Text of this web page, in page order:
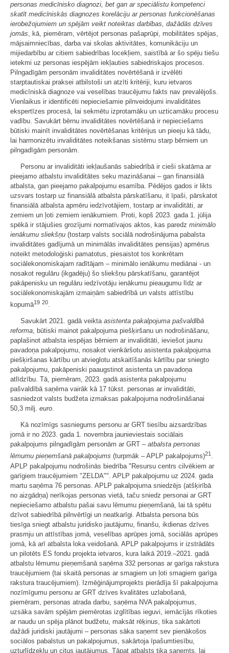
personas medicīnisko diagnozi, bet gan ar speciālistu kompetenci
skatīt medicīniskās diagnozes korelāciju ar personas funkcionēšanas
ierobežojumiem un spējām veikt noteiktas darbības, dažādās dzīves
jomās, kā, piemēram, vērtējot personas pašaprūpi, mobilitātes spējas,
mājsaimniecības, darba vai skolas aktivitātes, komunikāciju un
mijiedarbību ar citiem sabiedrības locekļiem, saistībā ar šo spēju tiešu
ietekmi uz personas iespējām iekļauties sabiedriskajos procesos.
Pilngadīgām personām invaliditātes novērtēšanā ir izvēlēti
starptautiskai praksei atbilstoši un atzīti kritēriji, kuru ietvaros
medicīniskā diagnoze vai veselības traucējumu fakts nav prevalējošs.
Vienlaikus ir identificēti nepieciešamie pilnveidojumi invaliditātes
ekspertīzes procesā, lai sekmētu izprotamāku un uzticamāku procesu
vadību. Savukārt bērnu invaliditātes novērtēšanā ir nepieciešams
būtiski mainīt invaliditātes novērtēšanas kritērijus un pieeju kā tādu,
lai harmonizētu invaliditātes noteikšanas sistēmu starp bērniem un
pilngadīgām personām.
Personu ar invaliditāti iekļaušanās sabiedrībā ir cieši skatāma ar
pieejamo atbalstu invaliditātes seku mazināšanai – gan finansiālā
atbalsta, gan pieejamo pakalpojumu esamība. Pēdējos gados ir likts
uzsvars tostarp uz finansiālā atbalsta pārskatīšanu, it īpaši, pārskatot
finansiālā atbalsta apmēru iedzīvotājiem, tostarp ar invaliditāti, ar
zemiem un ļoti zemiem ienākumiem. Proti, kopš 2023. gada 1. jūlija
spēkā ir stājušies grozījumi normatīvajos aktos, kas paredz minimālo
ienākumu sliekšņu (tostarp valsts sociālā nodrošinājuma pabalsta
invaliditātes gadījumā un minimālās invaliditātes pensijas) apmērus
noteikt metodoloģiski pamatotus, piesaistot tos konkrētam
sociālekonomiskajam radītājam – minimālo ienākumu mediānai - un
nosakot regulāru (ikgadēju) šo sliekšņu pārskatīšanu, garantējot
pakāpenisku un regulāru iedzīvotāju ienākumu pieaugumu līdz ar
sociālekonomiskajām izmaiņām sabiedrībā un valsts attīstību
kopumā19 20.
Savukārt 2021. gadā veikta asistenta pakalpojuma pašvaldībā
reforma, būtiski mainot pakalpojuma piešķiršanu un nodrošināšanu,
paplašinot atbalsta iespējas bērniem ar invaliditāti, ieviešot jaunu
pavadoņa pakalpojumu, nosakot vienkāršotu asistenta pakalpojuma
piešķiršanas kārtību un atvieglotu atskaitīšanās kārtību par sniegto
pakalpojumu, pakāpeniski paaugstinot asistenta un pavadoņa
atlīdzību. Tā, piemēram, 2023. gadā asistenta pakalpojumu
pašvaldībā saņēma vairāk kā 17 tūkst. personas ar invaliditāti,
sasniedzot valsts budžeta izmaksas pakalpojuma nodrošināšanai
50,3 milj. euro.
Kā nozīmīgs sasniegums personu ar GRT tiesību aizsardzības
jomā ir no 2023. gada 1. novembra jaunieviestais sociālais
pakalpojums pilngadīgām personām ar GRT – atbalsta personas
lēmumu pieņemšanā pakalpojums (turpmāk – APLP pakalpojums)21.
APLP pakalpojumu nodrošinās biedrība "Resursu centrs cilvēkiem ar
garīgiem traucējumiem "ZELDA"". APLP pakalpojumu uz 2024. gada
martu saņēma 76 personas. APLP pakalpojuma sniedzējs (atšķirībā
no aizgādņa) nerīkojas personas vietā, taču sniedz personai ar GRT
nepieciešamo atbalstu pašai savu lēmumu pieņemšanā, lai tā spētu
dzīvot sabiedrībā pilnvērtīgi un neatkarīgi. Atbalsta persona būs
tiesīga sniegt atbalstu juridisko jautājumu, finanšu, ikdienas dzīves
prasmju un attīstības jomā, veselības aprūpes jomā, sociālās aprūpes
jomā, kā arī atbalsta loka veidošanā. APLP pakalpojums ir izstrādāts
un pilotēts ES fondu projekta ietvaros, kura laikā 2019.–2021. gadā
atbalstu lēmumu pieņemšanā saņēma 332 personas ar garīga rakstura
traucējumiem (tai skaitā personas ar smagiem un ļoti smagiem garīga
rakstura traucējumiem). Izmēģinājumprojekts pierādīja šī pakalpojuma
nozīmīgumu personu ar GRT dzīves kvalitātes uzlabošanā,
piemēram, personas atrada darbu, saņēma NVA pakalpojumus,
uzsāka savām spējām piemērotas izglītības ieguvi, iemācījās rīkoties
ar naudu un spēja plānot budžetu, maksāt rēķinus, tika sakārtoti
dažādi juridiski jautājumi – personas sāka saņemt sev pienākošos
sociālos pabalstus un pakalpojumus, sakārtoja īpašumtiesību,
uzturlīdzekļu un citus jautājumus. Tāpat atbalsts tika saņemts, lai